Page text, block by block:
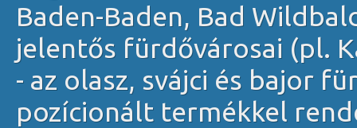
Baden-Baden, Bad
jelentős fürdővárosai (pl.
- az olasz, svájci és bajor
pozícionált termékkel